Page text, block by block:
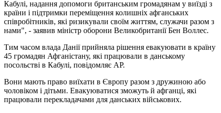
Кабулі, надання допомоги британським громадянам у виїзді з
країни і підтримки переміщення колишніх афганських
співробітників, які ризикували своїм життям, служачи разом з
нами", - заявив міністр оборони Великобританії Бен Воллес.
Тим часом влада Данії прийняла рішення евакуювати в країну
45 громадян Афганістану, які працювали в данському
посольстві в Кабулі, повідомляє AP.
Вони мають право виїхати в Європу разом з дружиною або
чоловіком і дітьми. Евакуюватися зможуть й афганці, які
працювали перекладачами для данських військових.